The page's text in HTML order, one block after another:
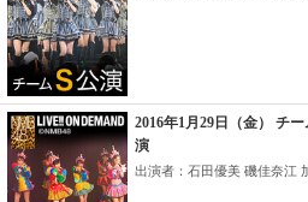
2016年1月29日（金） チ
演
出演者：石田優美 磯佳奈江